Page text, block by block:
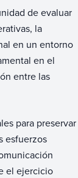
de evaluar
la
en un entorno
en el
entre las
para preservar
esfuerzos
el ejercicio